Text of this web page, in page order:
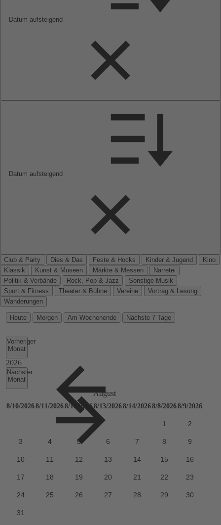
Datum aufsteigend
Datum aufsteigend
Club & Party Dies & Das Feste & Hocks Kinder & Jugend
Kino
Klassik
Kunst & Museen Märkte & Messen
Narretei
Politik & Verbände
Rock, Pop & Jazz
Sonstige Musik
Sport & Fitness
Theater & Bühne Vereine
Vortrag & Lesung
Wanderungen
Heute Morgen Am Wochenende Nächste 7 Tage
Vorheriger
Monat
Nächster
Monat